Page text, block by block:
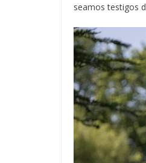
seamos testigos